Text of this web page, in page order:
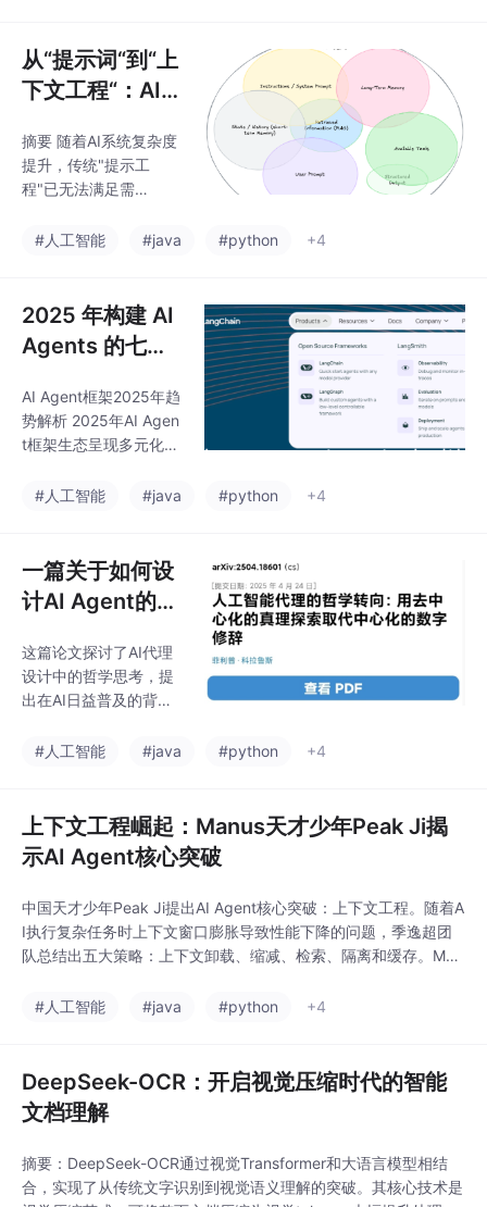
和经济结构，预计到20
34年市
SON请求，连接语言能
力与外部功能，实现了
从文本生成到任务执行
ON Schema定义工具
能力，使LLM能可靠选
择并调用外部函数，形
→执行→结果整合"的闭
从“提示词“到“上
下文工程“：AI应
个高薪技能
摘要 随着AI系统复杂度
提升，传统"提示工
程"已无法满足需
ext Engineering)应运
计、动态信息管理和多
模态优化三大组件，通
过整合RAG技术、高级
编排等能力，使AI系统
能处理更复杂的上下文
信息。相比单纯的提示
系统性和持续性，已应
#人工智能 #java #python +4
2025 年构建 AI
Agents 的七大
AI Agent框架2025年趋
势解析 2025年AI Agen
t框架生态呈现多元化发
特色： LangChain：模
Graph：图结构工作
流，支持多Agent复杂
协作 CrewAI：角色驱
业场景效率 AutoGen：
对话式协作，适合创造
性探索任务 Semantic K
容传统系统 选型
#人工智能 #java #python +4
一篇关于如何设
计AI Agent的
文，提供一种思
考问题的新角度
这篇论文探讨了AI代理
设计中的哲学思考，提
出在AI日益普及的背景
人类自主性的问题。作
险，主张转向"哲学对
话"范式，让AI扮演质疑
者而非决策者角色。核
拉底式提问促进用户反
思、构建去中心化探究
网络、确保系统透明性
呼吁从"数字修辞"转
#人工智能 #java #python +4
上下文工程崛起：Manus天才少年Peak Ji揭
示AI Agent核心突破
中国天才少年Peak Ji提出AI Agent核心突破：上下文工程。随着A
I执行复杂任务时上下文窗口膨胀导致性能下降的问题，季逸超团
队总结出五大策略：上下文卸载、缩减、检索、隔离和缓存。Man
可将性能提升10倍。Peak Ji强调初创公司应优先采用上下文工程
#人工智能 #java #python +4
DeepSeek-OCR：开启视觉压缩时代的智能
文档理解
摘要：DeepSeek-OCR通过视觉Transformer和大语言模型相结
合，实现了从传统文字识别到视觉语义理解的突破。其核心技术是